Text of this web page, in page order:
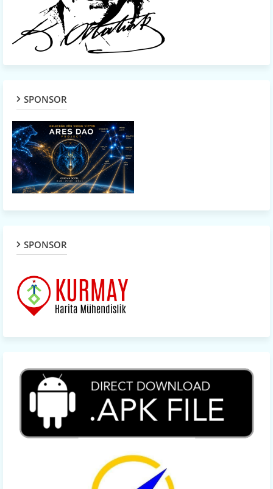
SPONSOR
SPONSOR